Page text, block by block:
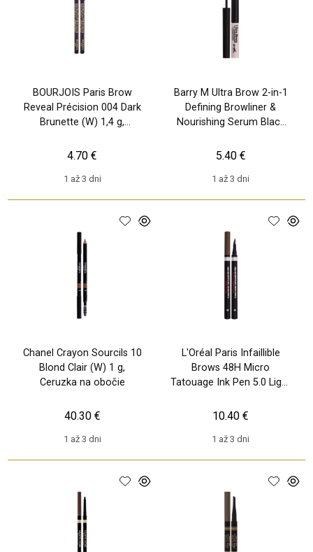
BOURJOIS Paris Brow
Reveal Précision 004 Dark
Brunette (W) 1,4 g,
1 až 3 dni
4.70 €
Barry M Ultra Brow 2-in-1
Defining Browliner &
Nourishing Serum Black
obočie
1 až 3 dni
5.40 €
Chanel Crayon Sourcils 10
Blond Clair (W) 1 g,
Ceruzka na obočie
1 až 3 dni
40.30 €
L'Oréal Paris Infaillible
Brows 48H Micro
Tatouage Ink Pen 5.0 Light
na ob
1 až 3 dni
10.40 €